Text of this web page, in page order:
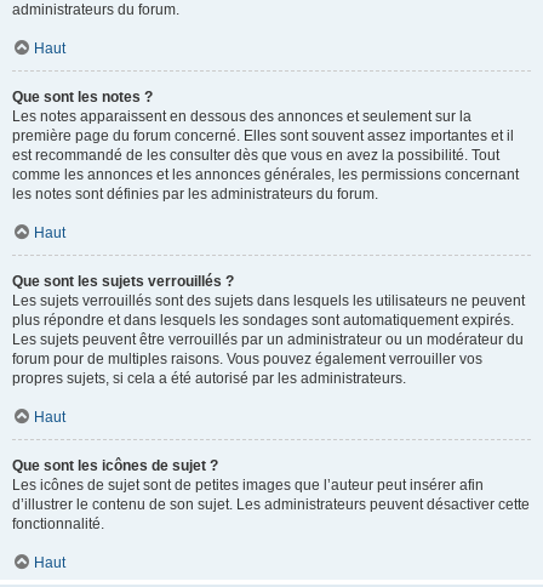
administrateurs du forum.
Haut
Que sont les notes ?
Les notes apparaissent en dessous des annonces et seulement sur la
première page du forum concerné. Elles sont souvent assez importantes et il
est recommandé de les consulter dès que vous en avez la possibilité. Tout
comme les annonces et les annonces générales, les permissions concernant
les notes sont définies par les administrateurs du forum.
Haut
Que sont les sujets verrouillés ?
Les sujets verrouillés sont des sujets dans lesquels les utilisateurs ne peuvent
plus répondre et dans lesquels les sondages sont automatiquement expirés.
Les sujets peuvent être verrouillés par un administrateur ou un modérateur du
forum pour de multiples raisons. Vous pouvez également verrouiller vos
propres sujets, si cela a été autorisé par les administrateurs.
Haut
Que sont les icônes de sujet ?
Les icônes de sujet sont de petites images que l’auteur peut insérer afin
d’illustrer le contenu de son sujet. Les administrateurs peuvent désactiver cette
fonctionnalité.
Haut